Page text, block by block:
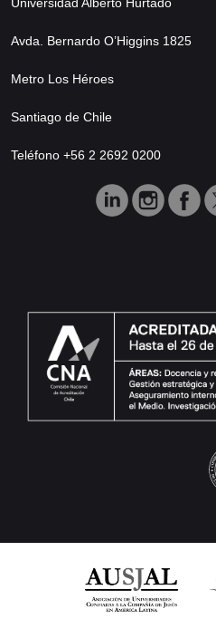
Avda. Bernardo O’Higgins 1825
Metro Los Héroes
Santiago de Chile
Teléfono +56 2 2692 0200